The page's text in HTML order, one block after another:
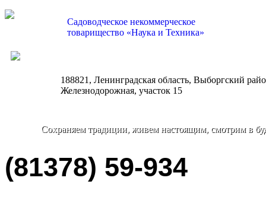
Садоводческое некоммерческое
товарищество «Наука и Техника»
188821, Ленинградская область, Выборгский
Железнодорожная, участок 15
Сохраняем традиции, живем настоящим, смотрим в
(81378) 59-934